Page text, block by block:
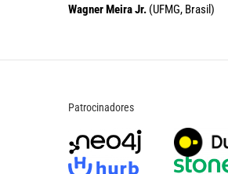
Wagner Meira Jr. (UFMG, Brasil)
Patrocinadores